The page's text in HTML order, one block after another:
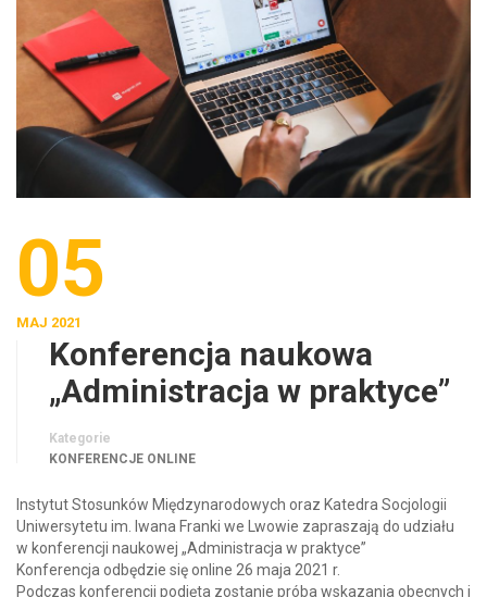
05
MAJ 2021
Konferencja naukowa
„Administracja w praktyce”
Kategorie
KONFERENCJE ONLINE
Instytut Stosunków Międzynarodowych oraz Katedra Socjologii
Uniwersytetu im. Iwana Franki we Lwowie zapraszają do udziału
w konferencji naukowej „Administracja w praktyce”
Konferencja odbędzie się online 26 maja 2021 r.
Podczas konferencji podjęta zostanie próba wskazania obecnych i